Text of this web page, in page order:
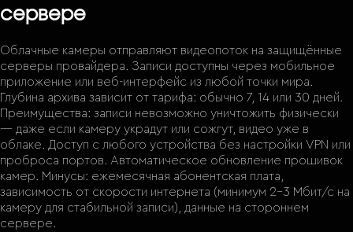
сервере
Облачные камеры отправляют видеопоток на защищённые
серверы провайдера. Записи доступны через мобильное
приложение или веб-интерфейс из любой точки мира.
Глубина архива зависит от тарифа: обычно 7, 14 или 30 дней.
Преимущества: записи невозможно уничтожить физически
— даже если камеру украдут или сожгут, видео уже в
облаке. Доступ с любого устройства без настройки VPN или
проброса портов. Автоматическое обновление прошивок
камер. Минусы: ежемесячная абонентская плата,
зависимость от скорости интернета (минимум 2–3 Мбит/с на
камеру для стабильной записи), данные на стороннем
сервере.